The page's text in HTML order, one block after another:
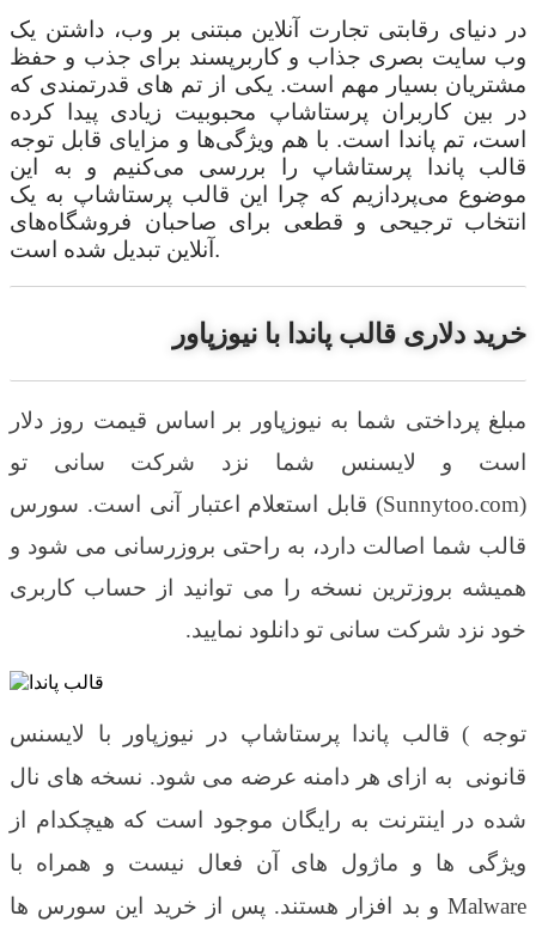
در دنیای رقابتی تجارت آنلاین مبتنی بر وب، داشتن یک
وب سایت بصری جذاب و کاربرپسند برای جذب و حفظ
مشتریان بسیار مهم است. یکی از تم های قدرتمندی که
در بین کاربران پرستاشاپ محبوبیت زیادی پیدا کرده
است، تم پاندا است. با هم ویژگی‌ها و مزایای قابل توجه
قالب پاندا پرستاشاپ را بررسی می‌کنیم و به این
موضوع می‌پردازیم که چرا این قالب پرستاشاپ به یک
انتخاب ترجیحی و قطعی برای صاحبان فروشگاه‌های
آنلاین تبدیل شده است.
خرید دلاری قالب پاندا با نیوزپاور
مبلغ پرداختی شما به نیوزپاور بر اساس قیمت روز دلار
است و لایسنس شما نزد شرکت سانی تو
(Sunnytoo.com) قابل استعلام اعتبار آنی است. سورس
قالب شما اصالت دارد، به راحتی بروزرسانی می شود و
همیشه بروزترین نسخه را می توانید از حساب کاربری
خود نزد شرکت سانی تو دانلود نمایید.
توجه ) قالب پاندا پرستاشاپ در نیوزپاور با لایسنس
قانونی به ازای هر دامنه عرضه می شود. نسخه های نال
شده در اینترنت به رایگان موجود است که هیچکدام از
ویژگی ها و ماژول های آن فعال نیست و همراه با
Malware و بد افزار هستند. پس از خرید این سورس ها